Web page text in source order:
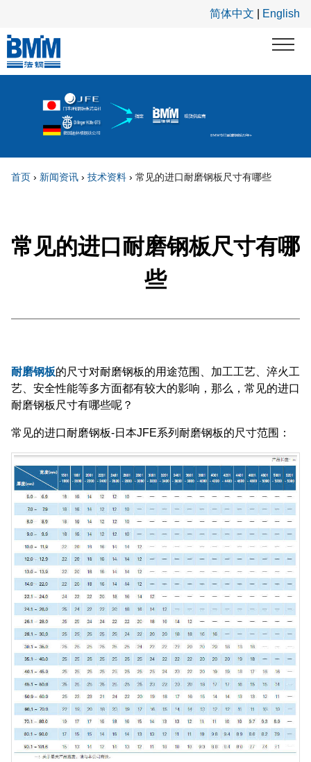
简体中文 English
首页 › 新闻资讯 › 技术资料 › 常见的进口耐磨钢板尺寸有哪些
常见的进口耐磨钢板尺寸有哪
些
耐磨钢板的尺寸对耐磨钢板的用途范围、加工工艺、淬火工
艺、安全性能等多方面都有较大的影响，那么，常见的进口
耐磨钢板尺寸有哪些呢？
常见的进口耐磨钢板-日本JFE系列耐磨钢板的尺寸范围：